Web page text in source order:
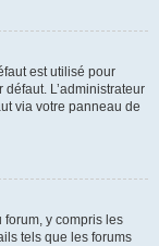
est utilisé pour
L’administrateur
via votre panneau de
forum, y compris les
tels que les forums